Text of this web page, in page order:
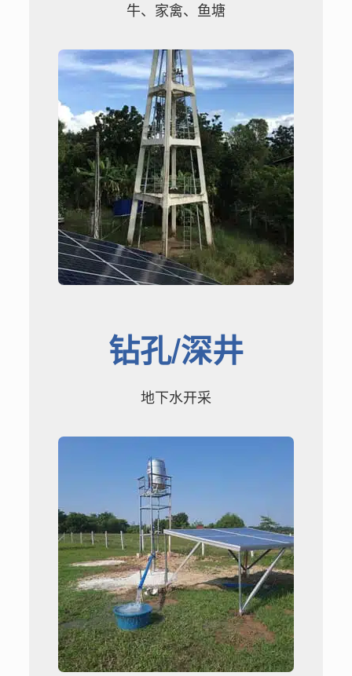
牛、家禽、鱼塘
钻孔/深井
地下水开采